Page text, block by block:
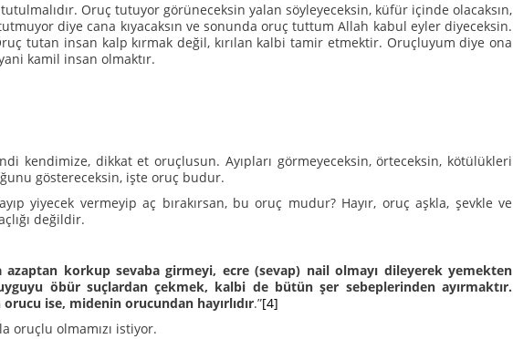
Oruç tutuyor görüneceksin yalan söyleyeceksin, küfür içinde olacaksın,
diye cana kıyacaksın ve sonunda oruç tuttum Allah kabul eyler diyeceksin.
tutan insan kalp kırmak değil, kırılan kalbi tamir etmektir. Oruçluyum diye ona
kamil insan olmaktır.
kendimize, dikkat et oruçlusun. Ayıpları görmeyeceksin, örteceksin, kötülükleri
göstereceksin, işte oruç budur.
yiyecek vermeyip aç bırakırsan, bu oruç mudur? Hayır, oruç aşkla, şevkle ve
değildir.
korkup sevaba girmeyi, ecre (sevap) nail olmayı dileyerek yemekten
öbür suçlardan çekmek, kalbi de bütün şer sebeplerinden ayırmaktır.
ise, midenin orucundan hayırlıdır.”[4]
oruçlu olmamızı istiyor.